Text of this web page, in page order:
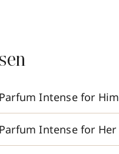
Intense for Him
Intense for Her